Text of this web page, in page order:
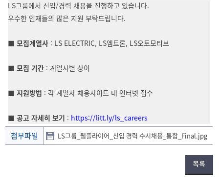
LS그룹에서 신입/경력 채용을 진행하고 있습니다.
우수한 인재들의 많은 지원 부탁드립니다.
■ 모집계열사 : LS ELECTRIC, LS엠트론, LS오토모티브
■ 모집 기간 : 계열사별 상이
■ 지원방법 : 각 계열사 채용사이트 내 인터넷 접수
■공고 자세히 보기 : https://litt.ly/ls_careers
첨부파일 LS그룹_웹플라이어_신입 경력 수시채용_통합_Final.jpg
목록